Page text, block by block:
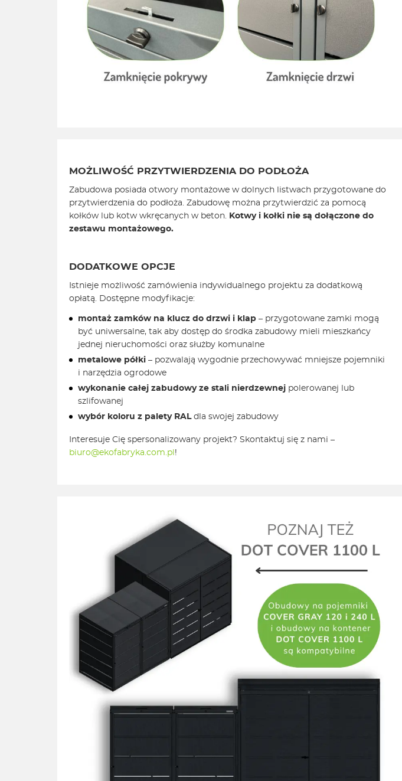
MOŻLIWOŚĆ PRZYTWIERDZENIA DO PODŁOŻA
Zabudowa posiada otwory montażowe w dolnych listwach przygotowane do
przytwierdzenia do podłoża. Zabudowę można przytwierdzić za pomocą
kołków lub kotw wkręcanych w beton. Kotwy i kołki nie są dołączone do
zestawu montażowego.
DODATKOWE OPCJE
Istnieje możliwość zamówienia indywidualnego projektu za dodatkową
opłatą. Dostępne modyfikacje:
montaż zamków na klucz do drzwi i klap – przygotowane zamki mogą
być uniwersalne, tak aby dostęp do środka zabudowy mieli mieszkańcy
jednej nieruchomości oraz służby komunalne
metalowe półki – pozwalają wygodnie przechowywać mniejsze pojemniki
i narzędzia ogrodowe
wykonanie całej zabudowy ze stali nierdzewnej polerowanej lub
szlifowanej
wybór koloru z palety RALdla swojej zabudowy
Interesuje Cię spersonalizowany projekt? Skontaktuj się z nami –
biuro@ekofabryka.com.pl !